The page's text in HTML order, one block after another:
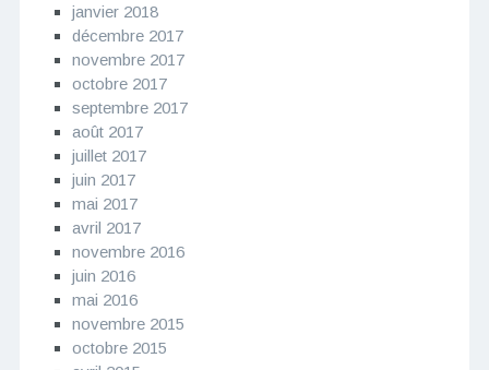
janvier 2018
décembre 2017
novembre 2017
octobre 2017
septembre 2017
août 2017
juillet 2017
juin 2017
mai 2017
avril 2017
novembre 2016
juin 2016
mai 2016
novembre 2015
octobre 2015